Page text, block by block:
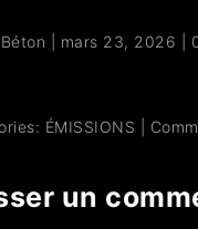
mars 23, 2026
ÉMISSIONS
un